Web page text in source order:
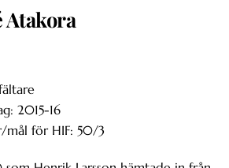
Atakora
2015-16
mål för HIF: 50/3